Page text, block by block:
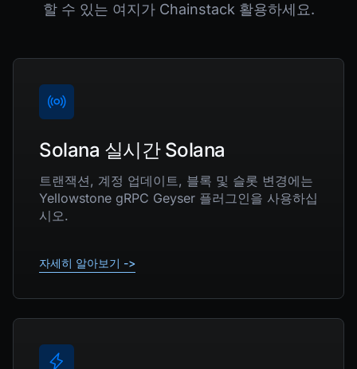
할 수 있는 여지가 Chainstack 활용하세요.
Solana 실시간 Solana
트랜잭션, 계정 업데이트, 블록 및 슬롯 변경에는
Yellowstone gRPC Geyser 플러그인을 사용하십
시오.
자세히 알아보기 ->